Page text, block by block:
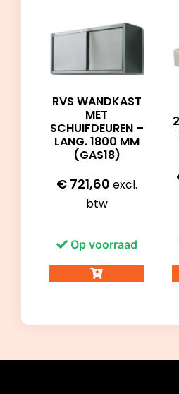
RVS WANDKAST
MET
SCHUIFDEUREN –
LANG. 1800 MM
(GAS18)
€721,60 excl.
btw
Op voorraad